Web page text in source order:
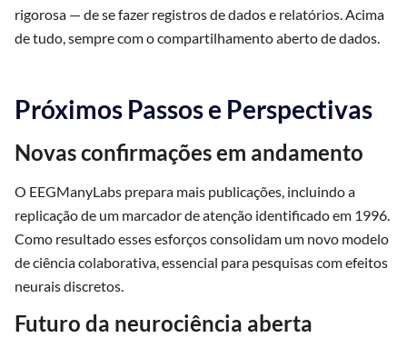
rigorosa — de se fazer registros de dados e relatórios. Acima
de tudo, sempre com o compartilhamento aberto de dados.
Próximos Passos e Perspectivas
Novas confirmações em andamento
O EEGManyLabs prepara mais publicações, incluindo a
replicação de um marcador de atenção identificado em 1996.
Como resultado esses esforços consolidam um novo modelo
de ciência colaborativa, essencial para pesquisas com efeitos
neurais discretos.
Futuro da neurociência aberta